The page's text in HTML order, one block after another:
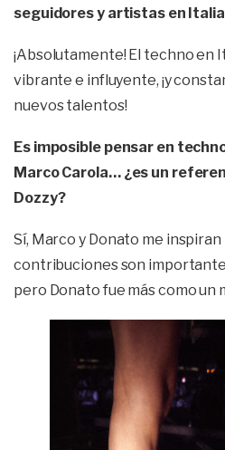
seguidores y artistas en
¡Absolutamente! El techno en
vibrante e influyente, ¡y
nuevos talentos!
Es imposible pensar en
Marco Carola… ¿es un
Dozzy?
Sí, Marco y Donato me inspiran
contribuciones son
pero Donato fue más como un